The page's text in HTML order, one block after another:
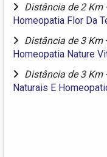
Distância de 2 Km
Homeopatia Flor Da
Distância de 3 Km
Homeopatia Nature
Distância de 3 Km
Naturais E